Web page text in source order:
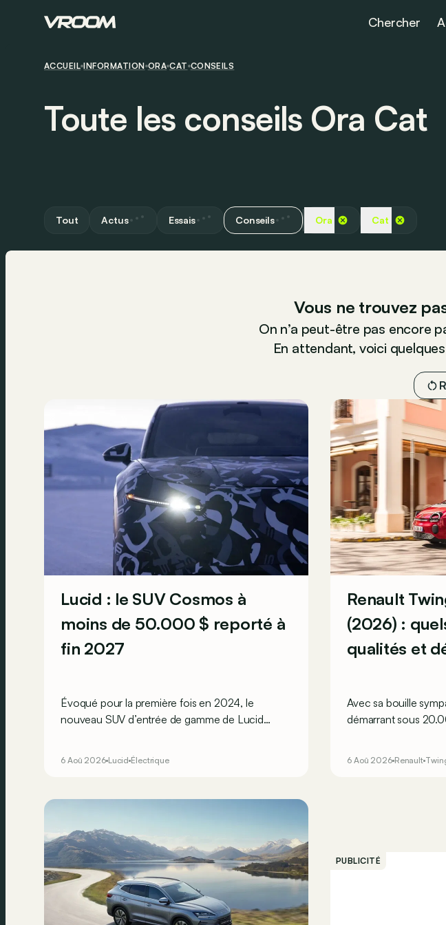
Chercher
ACCUEIL INFORMATION ORA CAT CONSEILS
Toute les conseils Ora Cat
Tout Actus Essais Conseils Ora Cat
Vous ne trouvez
On n’a peut-être pas encore
En attendant, voici
Lucid : le SUV Cosmos à
moins de 50.000 $ reporté à
fin 2027
Évoqué pour la première fois en 2024, le
nouveau SUV d’entrée de gamme de Lucid
constructeur d’ici la fin de l’année 2026.
6 Aoû 2026 Lucid Électrique
Renault
(2026) :
qualités et
Avec sa bouille
démarrant sous
l’idylle se confirme à
6 Aoû 2026 Renault
PUBLICITÉ